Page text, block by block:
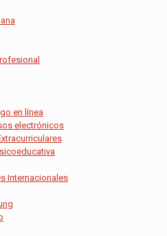
en línea
electrónicos
Internacionales